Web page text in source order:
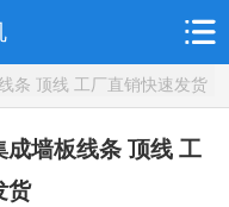
条 顶线 工厂直销快速发货
成墙板线条 顶线 工
货